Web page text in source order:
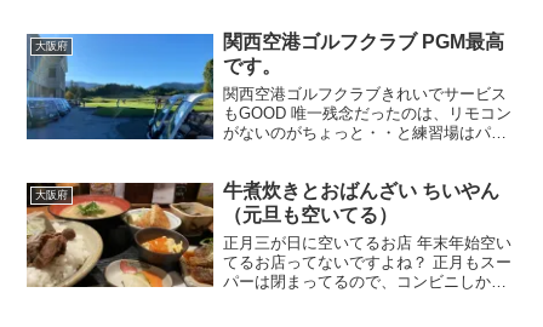
です。地元で愛されてる感じの病院 看護
師さんが4...
大阪府
関西空港ゴルフクラブ PGM最高
です。
関西空港ゴルフクラブきれいでサービス
もGOOD 唯一残念だったのは、リモコン
がないのがちょっと・・と練習場はパタ
ラブ それ以外はGOODです。 ★4.5 料金
が...
大阪府
牛煮炊きとおばんざい ちいやん
（元旦も空いてる）
正月三が日に空いてるお店 年末年始空い
てるお店ってないですよね？ 正月もスー
パーは閉まってるので、コンビニしか空